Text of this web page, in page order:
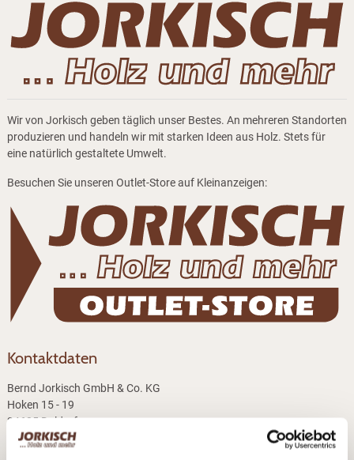
Wir von Jorkisch geben täglich unser Bestes. An mehreren Standorten
produzieren und handeln wir mit starken Ideen aus Holz. Stets für
eine natürlich gestaltete Umwelt.
Besuchen Sie unseren Outlet-Store auf Kleinanzeigen:
Kontaktdaten
Bernd Jorkisch GmbH & Co. KG
Hoken 15 - 19
24635 Daldorf
Telefon:+49 (0)4328 178 0